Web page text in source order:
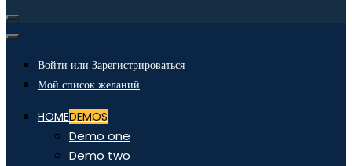
Войти или Зарегистрироваться
Мой список желаний
HOMEDEMOS
Demo one
Demo two